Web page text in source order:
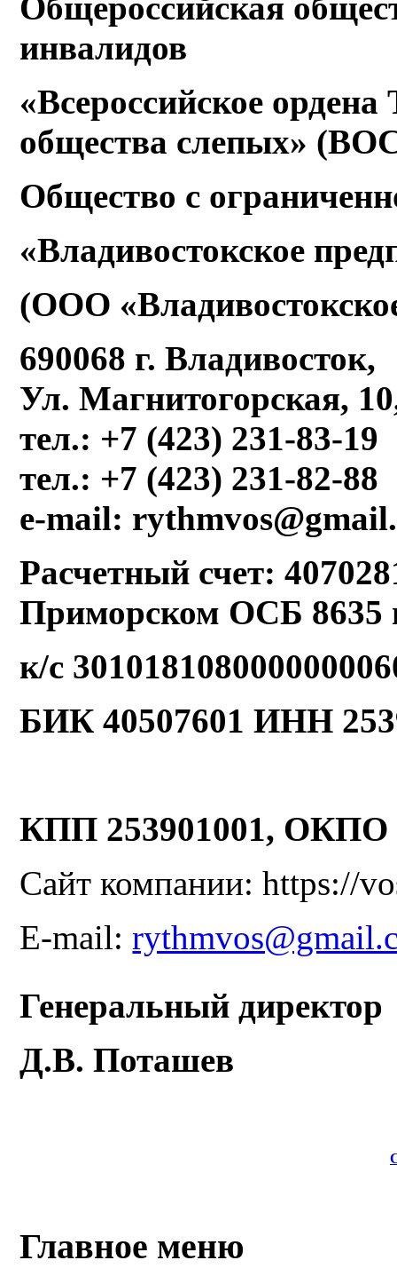
инвалидов
«Всероссийское
общества слепых»
Общество с
«Владивостокское
(ООО
690068 г. Владивосток,
Ул. Магнитогорская,
тел.: +7 (423) 231-83-19
тел.: +7 (423) 231-82-88
e-mail:
Расчетный счет:
Приморском ОСБ 8635
к/с
БИК 40507601 ИНН
КПП 253901001, ОКПО
Сайт компании: https://
E-mail:
Генеральный директор
Д.В. Поташев
Главное меню